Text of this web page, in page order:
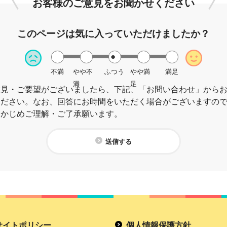
お客様のご意見をお聞かせください
このページは気に入っていただけましたか？
不満
やや不
満
ふつう
やや満
足
満足
・ご要望がございましたら、下記、「お問い合わせ」から
さい。なお、回答にお時間をいただく場合がございますので
じめご理解・ご了承願います。
送信する
イトポリシー 個人情報保護方針